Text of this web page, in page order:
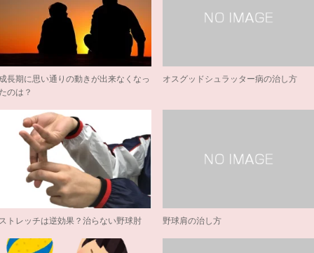
長期に思い通りの動きが出来なくなっ
のは？
オスグッドシュラッター病の治し方
トレッチは逆効果？治らない野球肘 野球肩の治し方